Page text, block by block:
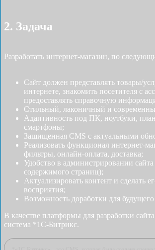
2. Задача
Разработать интернет-магазин, по
Сайт должен представлять товары/
интернете, знакомить посетителя с
предоставлять справочную
Стильный, лаконичный и
Адаптивность под ПК, ноутбуки,
смартфоны;
Защищенная CMS с актуальными
Реализовать функционал интернет-
фильтры, онлайн-оплата, доставка;
Удобство в администрировании
содержимого страниц);
Актуализировать контент и сделать
восприятия;
Возможность доработки для будущего
В качестве платформы для разработки
система *1С-Битрикс.